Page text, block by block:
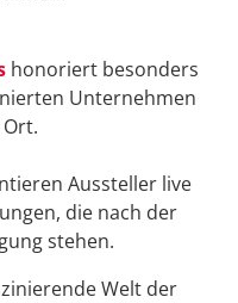
honoriert besonders
Unternehmen
Aussteller live
die nach der
stehen.
Welt der